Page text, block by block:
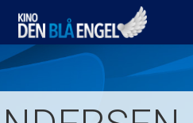
Kino Den Blå Engel